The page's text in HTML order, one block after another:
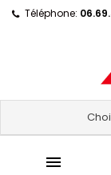
Téléphone:
